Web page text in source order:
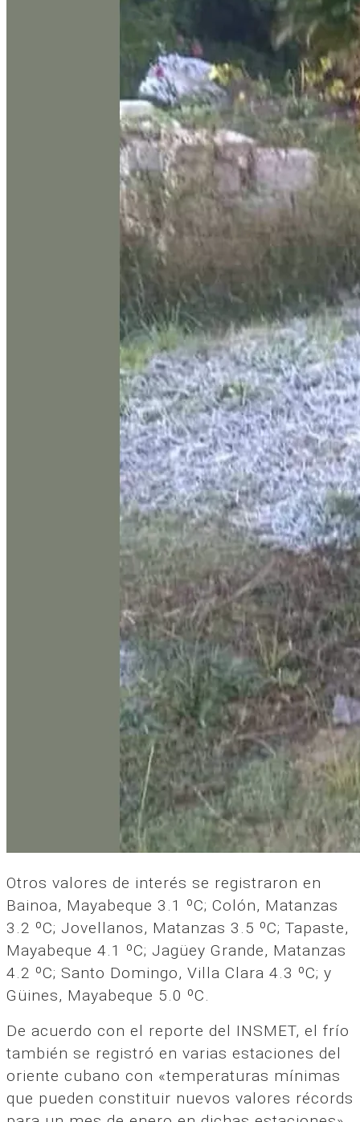
Otros valores de interés se registraron en
Bainoa, Mayabeque 3.1 ºC; Colón, Matanzas
3.2 ºC; Jovellanos, Matanzas 3.5 ºC; Tapaste,
Mayabeque 4.1 ºC; Jagüey Grande, Matanzas
4.2 ºC; Santo Domingo, Villa Clara 4.3 ºC; y
Güines, Mayabeque 5.0 ºC.
De acuerdo con el reporte del INSMET, el frío
también se registró en varias estaciones del
oriente cubano con «temperaturas mínimas
que pueden constituir nuevos valores récords